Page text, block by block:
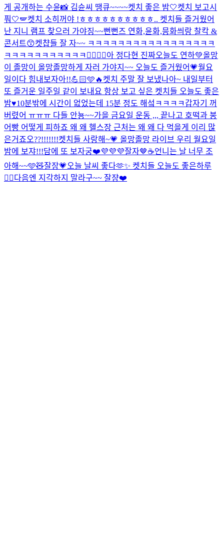
게 공개하는 수윤📸 김슌씨 땡큐~~~~켓치 좋은 밤🤍켓치 보고시
풔🤍🪽켓치 소히꺼야 !ㅎㅎㅎㅎㅎㅎㅎㅎㅎㅎ.. 켓치들 즐거웠어
난 지니 램프 찾으러 가야징~~뻔뻔즈 연화,윤화,믕화씌랑 찰칵 &
콘서트😙켓챱들 잘 자~~ ㅋㅋㅋㅋㅋㅋㅋㅋㅋㅋㅋㅋㅋㅋㅋㅋㅋ
ㅋㅋㅋㅋㅋㅋㅋㅋㅋㅋㅋ❤️‍🔥🥫🍅아 정다현 진짜오늘도 연하💚올망
이 졸망이 올망졸망하게 자러 가야지~~ 오늘도 즐거웠어💗월요
일이다 힘내보자아!!💪🏻🩵🔥 켓치 주말 잘 보냈나아~ 내일부터
또 즐거운 일주일 같이 보내요 항상 보고 싶은 켓치들 오늘도 좋은
밤♥10분밖에 시간이 없었는데 15분 정도 해섴ㅋㅋㅋㅋ갑자기 꺼
버렸어 ㅠㅠㅠ 다들 안뇽~~가을 금요일 운동 ,,, 끝나고 호떡과 붕
어빵 어떻게 피하죠 왜 왜 헬스장 근처는 왜 왜 다 먹을게 이리 많
은거죠오??!!!!!!!켓치들 사랑해~💗 올망졸망 라이브 우리 월요일
밤에 보쟈!!!담에 또 보자궁❤️💜💜💜잘자🤎☕️언니는 날 너무 조
아해~~🩵🧸잘장💗 오늘 날씨 좋다🫶✨ 켓치들 오늘도 좋은하루
❤️‍🔥다음엔 지각하지 말라구~~ 잘쟝❤️